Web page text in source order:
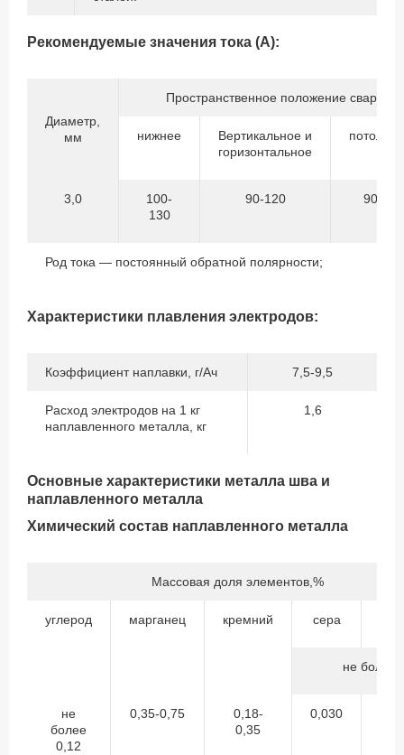
Рекомендуемые значения тока (А):
Диаметр,
мм
Пространственное положение сварки
нижнее
Вертикальное и
горизонтальное
3,0
100-
130
90-120 90-120
Род тока — постоянный обратной полярности;
Характеристики плавления электродов:
Коэффициент наплавки, г/Ач 7,5-9,5
Расход электродов на 1 кг
наплавленного металла, кг
1,6
Основные характеристики металла шва и
наплавленного металла
Химический состав наплавленного металла
Массовая доля элементов,%
углерод марганец кремний сера
не более
не
более
0,12
0,35-0,75
0,18-
0,35
0,030